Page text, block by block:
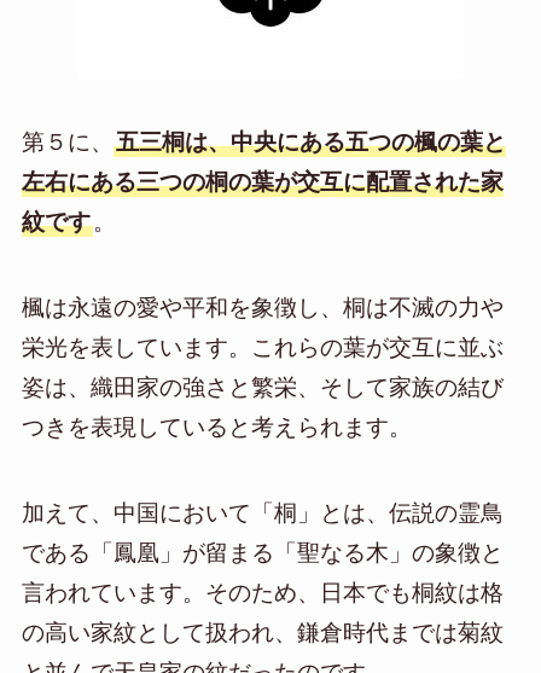
第５に、 五三桐は、中央にある五つの楓の葉と
左右にある三つの桐の葉が交互に配置された家
紋です。
楓は永遠の愛や平和を象徴し、桐は不滅の力や
栄光を表しています。これらの葉が交互に並ぶ
姿は、織田家の強さと繁栄、そして家族の結び
つきを表現していると考えられます。
加えて、中国において「桐」とは、伝説の霊鳥
である「鳳凰」が留まる「聖なる木」の象徴と
言われています。そのため、日本でも桐紋は格
の高い家紋として扱われ、鎌倉時代までは菊紋